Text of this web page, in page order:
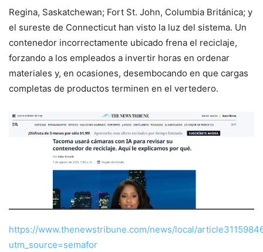
Regina, Saskatchewan; Fort St. John, Columbia Británica; y
el sureste de Connecticut han visto la luz del sistema. Un
contenedor incorrectamente ubicado frena el reciclaje,
forzando a los empleados a invertir horas en ordenar
materiales y, en ocasiones, desembocando en que cargas
completas de productos terminen en el vertedero.
https://www.thenewstribune.com/news/local/
utm_source=semafor